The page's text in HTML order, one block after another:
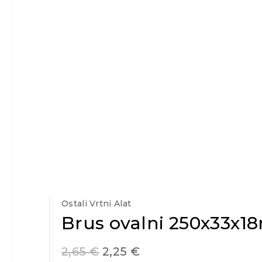
Ostali Vrtni Alat
Brus ovalni
2,65€ 2,25 €